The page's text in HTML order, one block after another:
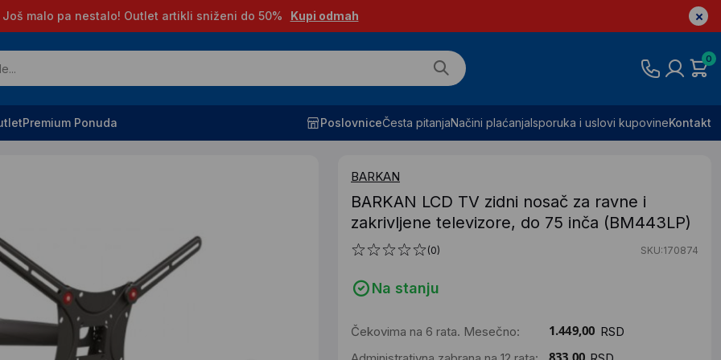
Još malo pa nestalo! Outlet artikli sniženi do 50% Kupi odmah
0
Premium Ponuda PoslovniceČesta pitanjaNačini plaćanjaIsporuka i uslovi kupovineKontakt
BARKAN
BARKAN LCD TV zidni nosač za ravne i
zakrivljene televizore, do 75 inča (BM443LP)
(0) SKU:170874
Na stanju
Čekovima na 6 rata. Mesečno:
RSD